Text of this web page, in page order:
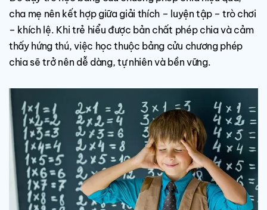
cha mẹ nên kết hợp giữa giải thích – luyện tập – trò chơi
– khích lệ. Khi trẻ hiểu được bản chất phép chia và cảm
thấy hứng thú, việc học thuộc bảng cửu chương phép
chia sẽ trở nên dễ dàng, tự nhiên và bền vững.